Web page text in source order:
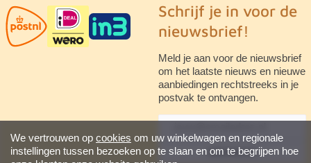
We vertrouwen op cookies om uw winkelwagen en regionale
instellingen tussen bezoeken op te slaan en om te begrijpen hoe
Schrijf je in voor de
nieuwsbrief!
Meld je aan voor de nieuwsbrief
om het laatste nieuws en nieuwe
aanbiedingen rechtstreeks in je
postvak te ontvangen.
abonneren